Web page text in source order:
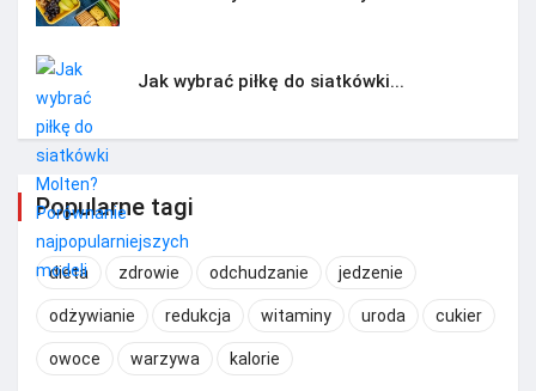
Jak wybrać piłkę do siatkówki...
Popularne tagi
dieta zdrowie odchudzanie jedzenie
odżywianie redukcja witaminy uroda cukier
owoce warzywa kalorie